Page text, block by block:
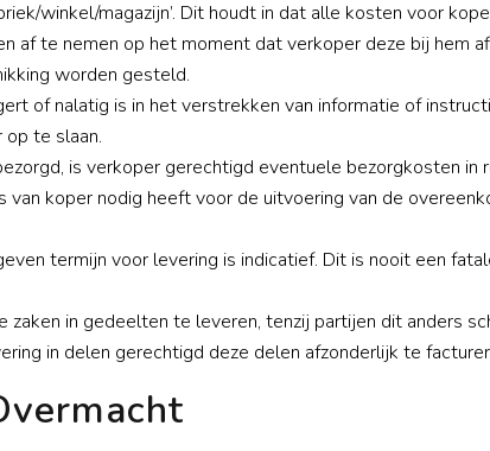
winkel/magazijn’. Dit houdt in dat alle kosten voor
af te nemen op het moment dat verkoper deze bij
worden gesteld.
of nalatig is in het verstrekken van informatie of
op te slaan.
is verkoper gerechtigd eventuele bezorgkosten in
van koper nodig heeft voor de uitvoering van de
termijn voor levering is indicatief. Dit is nooit een
zaken in gedeelten te leveren, tenzij partijen dit anders
in delen gerechtigd deze delen afzonderlijk te